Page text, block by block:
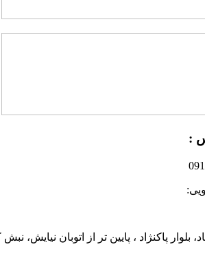
:
بلوار پاکنژاد ، پایین تر از اتوبان نیایش،